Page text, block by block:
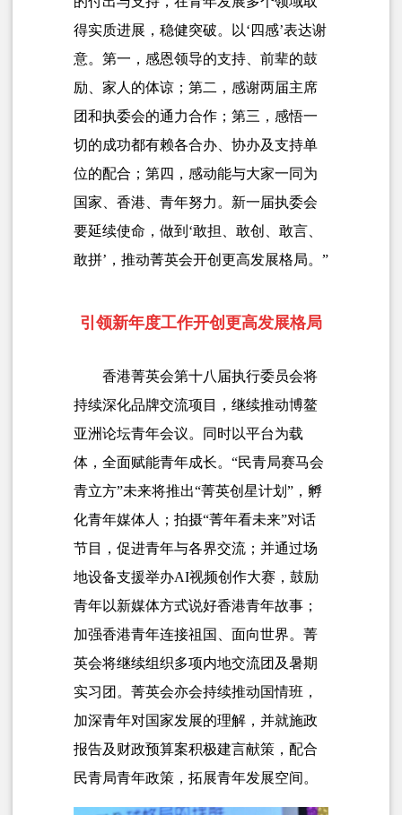
得实质进展，稳健突破。以‘四感’表达谢
意。第一，感恩领导的支持、前辈的鼓
励、家人的体谅；第二，感谢两届主席
团和执委会的通力合作；第三，感悟一
切的成功都有赖各合办、协办及支持单
位的配合；第四，感动能与大家一同为
国家、香港、青年努力。新一届执委会
要延续使命，做到‘敢担、敢创、敢言、
敢拼’，推动菁英会开创更高发展格局。”
引领新年度工作开创更高发展格局
香港菁英会第十八届执行委员会将
持续深化品牌交流项目，继续推动博鳌
亚洲论坛青年会议。同时以平台为载
体，全面赋能青年成长。“民青局赛马会
青立方”未来将推出“菁英创星计划”，孵
化青年媒体人；拍摄“菁年看未来”对话
节目，促进青年与各界交流；并通过场
地设备支援举办AI视频创作大赛，鼓励
青年以新媒体方式说好香港青年故事；
加强香港青年连接祖国、面向世界。菁
英会将继续组织多项内地交流团及暑期
实习团。菁英会亦会持续推动国情班，
加深青年对国家发展的理解，并就施政
报告及财政预算案积极建言献策，配合
民青局青年政策，拓展青年发展空间。